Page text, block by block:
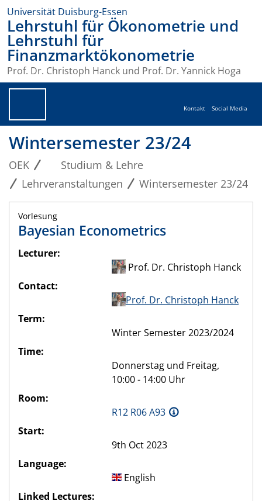
Universität Duisburg-Essen
Lehrstuhl für Ökonometrie und
Lehrstuhl für
Finanzmarktökonometrie
Prof. Dr. Christoph Hanck und Prof. Dr. Yannick Hoga
Kontakt Social Media
Wintersemester 23/24
OEK
Studium & Lehre
Lehrveranstaltungen
Wintersemester 23/24
Vorlesung
Bayesian Econometrics
Lecturer:
Prof. Dr. Christoph Hanck
Contact:
Prof. Dr. Christoph Hanck
Term:
Winter Semester 2023/2024
Time:
Donnerstag und Freitag,
10:00 - 14:00 Uhr
Room:
R12 R06 A93
Start:
9th Oct 2023
Language:
English
Linked Lectures: